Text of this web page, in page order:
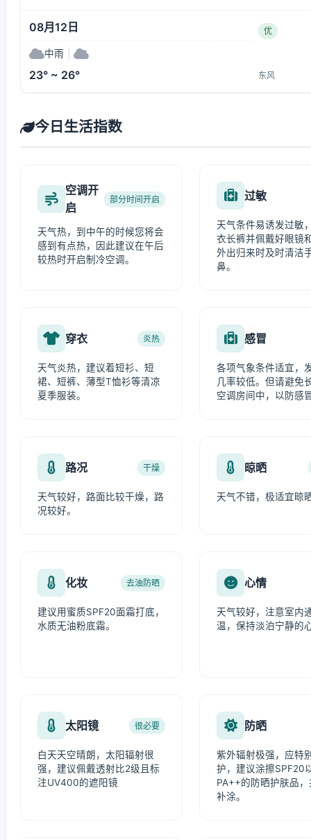
08月12日 优
中雨
23° ~ 26° 东风
今日生活指数
空调开
启
部分时间开启
天气热，到中午的时候您将会
感到有点热，因此建议在午后
较热时开启制冷空调。
过敏
天气条件易诱发过敏
衣长裤并佩戴好眼镜
外出归来时及时清洁
鼻。
穿衣 炎热
天气炎热，建议着短衫、短
裙、短裤、薄型T恤衫等清凉
夏季服装。
感冒
各项气象条件适宜，
几率较低。但请避免
空调房间中，以防感
路况 干燥
天气较好，路面比较干燥，路
况较好。
晾晒
天气不错，极适宜晾
化妆 去油防晒
建议用蜜质SPF20面霜打底，
水质无油粉底霜。
心情
天气较好，注意室内
温，保持淡泊宁静的
太阳镜 很必要
白天天空晴朗，太阳辐射很
强，建议佩戴透射比2级且标
注UV400的遮阳镜
防晒
紫外辐射极强，应特
护，建议涂擦SPF20
PA++的防晒护肤品
补涂。